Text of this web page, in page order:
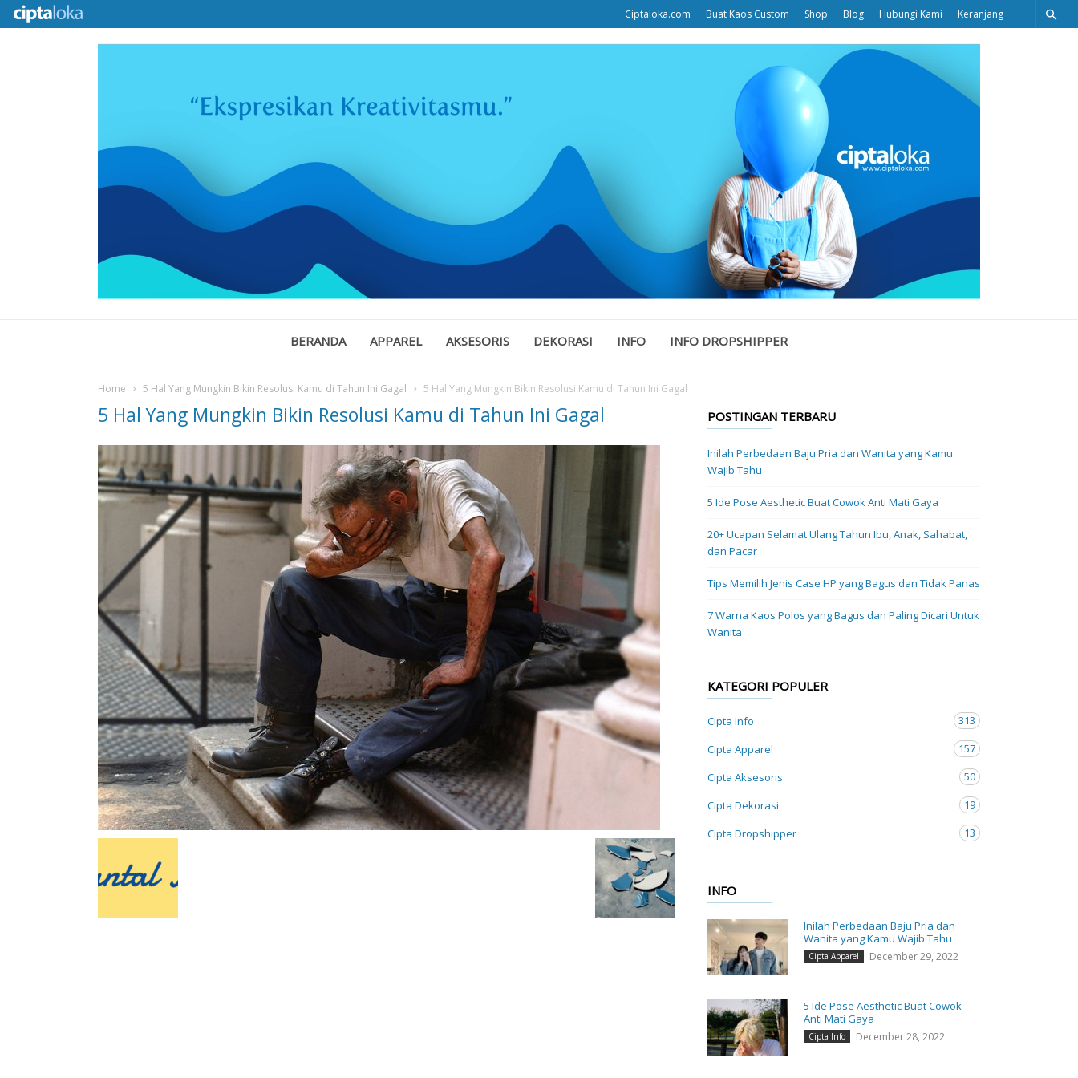
Ciptaloka.com Buat Kaos Custom Shop Blog Hubungi Kami Keranjang
BERANDA APPAREL AKSESORIS DEKORASI INFO INFO DROPSHIPPER
Home 5 Hal Yang Mungkin Bikin Resolusi Kamu di Tahun Ini Gagal 5 Hal Yang Mungkin Bikin Resolusi Kamu di Tahun Ini Gagal
5 Hal Yang Mungkin Bikin Resolusi Kamu di Tahun Ini Gagal POSTINGAN TERBARU
Inilah Perbedaan Baju Pria dan Wanita yang Kamu
Wajib Tahu
5 Ide Pose Aesthetic Buat Cowok Anti Mati Gaya
20+ Ucapan Selamat Ulang Tahun Ibu, Anak, Sahabat,
dan Pacar
Tips Memilih Jenis Case HP yang Bagus dan Tidak Panas
7 Warna Kaos Polos yang Bagus dan Paling Dicari Untuk
Wanita
KATEGORI POPULER
Cipta Info
313
Cipta Apparel
157
Cipta Aksesoris
50
Cipta Dekorasi
19
Cipta Dropshipper
13
INFO
Inilah Perbedaan Baju Pria dan
Wanita yang Kamu Wajib Tahu
Cipta Apparel December 29, 2022
5 Ide Pose Aesthetic Buat Cowok
Anti Mati Gaya
Cipta Info December 28, 2022